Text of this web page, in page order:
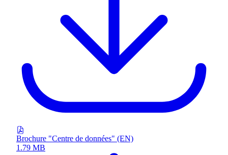
Brochure "Centre de données" (EN)
1.79 MB